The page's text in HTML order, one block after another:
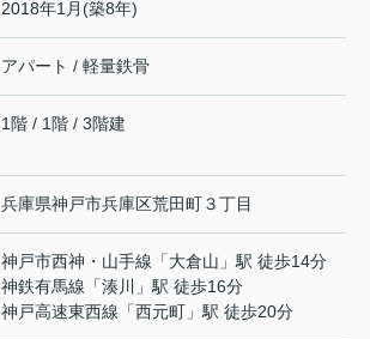
2018年1月(築8年)
アパート / 軽量鉄骨
1階 / 1階 / 3階建
兵庫県神戸市兵庫区荒田町３丁目
神戸市西神・山手線 「大倉山 」駅 徒歩14分
神鉄有馬線 「湊川
」駅 徒歩16分
神戸高速東西線 「西元町 」駅 徒歩20分